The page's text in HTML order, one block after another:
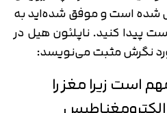
شده است و موفق شده‌اید به
کنید. ناپلئون هیل در
نگرش مثبت می‌نویسد:
است زیرا مغز را